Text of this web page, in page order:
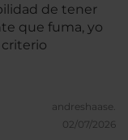
de tener
que fuma, yo
andreshaase.
02/07/2026